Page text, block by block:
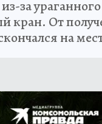
за
кран. От
на